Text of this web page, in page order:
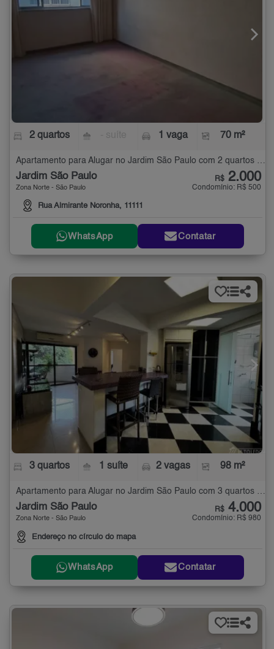
2 quartos 1 vaga 70 m²
Apartamento para Alugar no Jardim São Paulo com 2 quartos - 70 m²
Jardim São Paulo
Zona Norte - São Paulo
Rua Almirante Noronha, 11111
R$ 2.000
Condomínio: R$ 500
WhatsApp Contatar
3 quartos 1 suíte 2 vagas 98 m²
Apartamento para Alugar no Jardim São Paulo com 3 quartos - 98 m²
Jardim São Paulo
Zona Norte - São Paulo
Endereço no círculo do mapa
R$ 4.000
Condomínio: R$ 980
WhatsApp Contatar